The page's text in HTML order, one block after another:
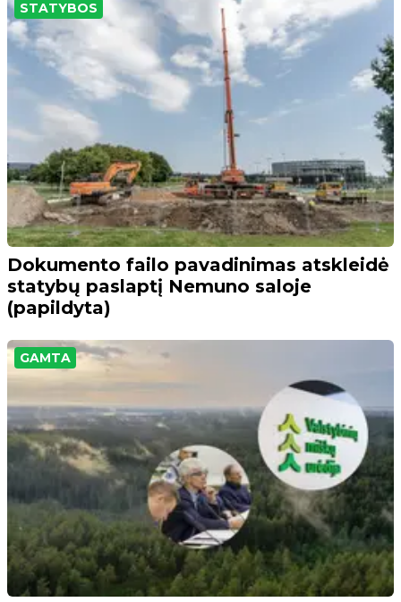
STATYBOS
Dokumento failo pavadinimas atskleidė
statybų paslaptį Nemuno saloje
(papildyta)
GAMTA